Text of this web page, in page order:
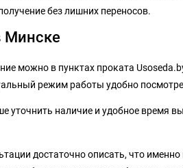
без лишних переносов.
Минске
можно в пунктах проката
режим работы удобно
уточнить наличие и удобное время
достаточно описать, что